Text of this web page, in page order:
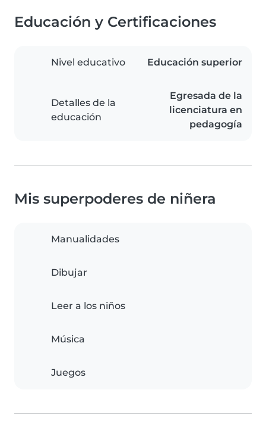
Educación y Certificaciones
Nivel educativo Educación superior
Detalles de la
educación
Egresada de la
licenciatura en
pedagogía
Mis superpoderes de niñera
Manualidades
Dibujar
Leer a los niños
Música
Juegos